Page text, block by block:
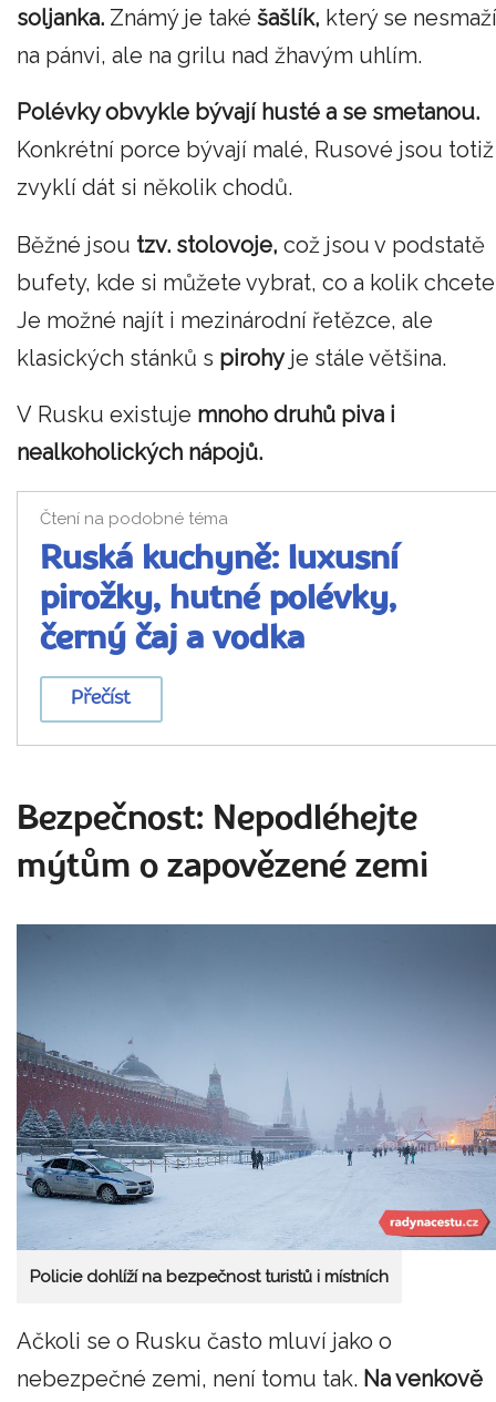
soljanka. Známý je také šašlík, který se nesmaží
na pánvi, ale na grilu nad žhavým uhlím.
Polévky obvykle bývají husté a se smetanou.
Konkrétní porce bývají malé, Rusové jsou totiž
zvyklí dát si několik chodů.
Běžné jsou tzv. stolovoje, což jsou v podstatě
bufety, kde si můžete vybrat, co a kolik
Je možné najít i mezinárodní řetězce, ale
klasických stánků s pirohyje stále většina.
V Rusku existuje mnoho druhů piva i
nealkoholických nápojů.
Čtení na podobné téma
Ruská kuchyně: luxusní
pirožky, hutné polévky,
černý čaj a vodka
Přečíst
Bezpečnost: Nepodléhejte
mýtům o zapovězené zemi
Policie dohlíží na bezpečnost turistů i místních
Ačkoli se o Rusku často mluví jako o
nebezpečné zemi, není tomu tak. Na venkově